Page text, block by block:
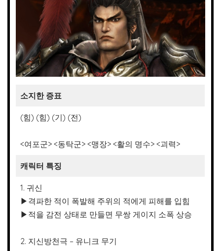
소지한 증표
(힘) (힘) (기) (전)
<여포군> <동탁군> <맹장> <활의 명수> <괴력>
캐릭터 특징
1. 귀신
▶격파한 적이 폭발해 주위의 적에게 피해를 입힘
▶적을 감전 상태로 만들면 무쌍 게이지 소폭 상승
2. 지신방천극 – 유니크 무기